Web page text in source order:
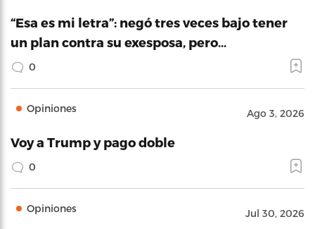
“Esa es mi letra”: negó tres veces bajo tener
un plan contra su exesposa, pero…
0
Opiniones Ago 3, 2026
Voy a Trump y pago doble
0
Opiniones Jul 30, 2026